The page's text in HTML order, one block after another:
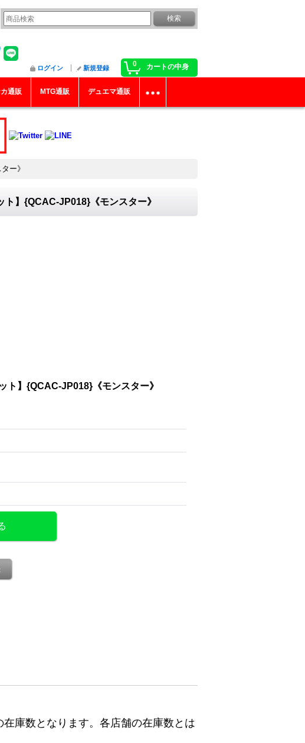
0 カートの中身
ログイン 新規登録
通販 MTG通販 デュエマ通販
ー》
ト】{QCAC-JP018}《モンスター》
ト】{QCAC-JP018}《モンスター》
庫数となります。各店舗の在庫数とは